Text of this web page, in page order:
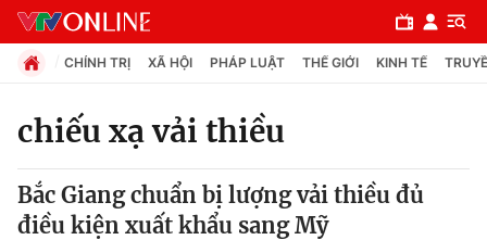
Chuyên mục
Chính trị
CHÍNH TRỊ XÃ HỘI PHÁP LUẬT THẾ GIỚI KINH TẾ
chiếu xạ vải thiều
Bắc Giang chuẩn bị lượng vải thiều đủ
điều kiện xuất khẩu sang Mỹ